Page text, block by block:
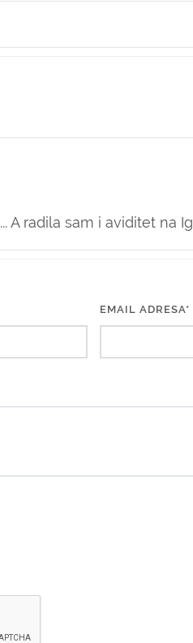
A radila sam i aviditet na
EMAIL ADRESA*